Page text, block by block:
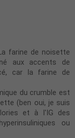
farine de noisette
aux accents de
car la farine de
du crumble est
(ben oui, je suis
et à l'IG des
ou